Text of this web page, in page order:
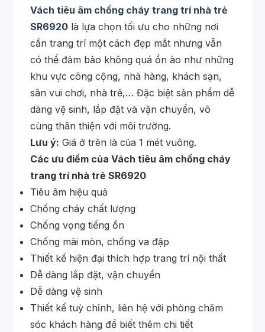
Vách tiêu âm chống cháy trang trí nhà trẻ
SR6920 là lựa chọn tối ưu cho những nơi
cần trang trí một cách đẹp mắt nhưng vẫn
có thể đảm bảo không quá ồn ào như những
khu vực công cộng, nhà hàng, khách sạn,
sân vui chơi, nhà trẻ,… Đặc biệt sản phẩm dễ
dàng vệ sinh, lắp đặt và vận chuyển, vô
cùng thân thiện với môi trường.
Lưu ý: Giá ở trên là của 1 mét vuông.
Các ưu điểm của Vách tiêu âm chống cháy
trang trí nhà trẻ SR6920
Tiêu âm hiệu quả
Chống cháy chất lượng
Chống vọng tiếng ồn
Chống mài mòn, chống va đập
Thiết kế hiện đại thích hợp trang trí nội thất
Dễ dàng lắp đặt, vận chuyển
Dễ dàng vệ sinh
Thiết kế tuỳ chỉnh, liên hệ với phòng chăm
sóc khách hàng để biết thêm chi tiết